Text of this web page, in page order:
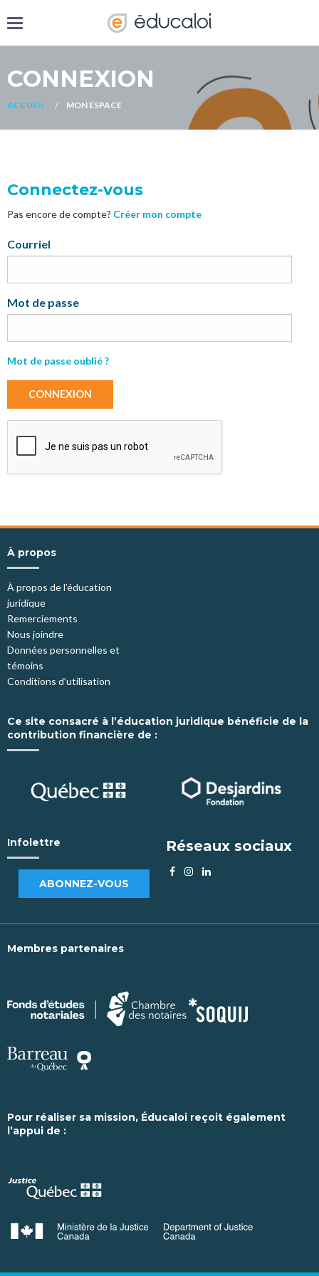
CONNEXION
ACCUEIL MON ESPACE
Connectez-vous
Pas encore de compte? Créer mon compte
My
Courriel
Mot de passe
Mot de passe oublié ?
CONNEXION
À propos
À propos de l’éducation
juridique
Remerciements
Nous joindre
Données personnelles et
témoins
Conditions d’utilisation
Ce site consacré à l’éducation juridique bénéficie de la
contribution financière de :
Infolettre
ABONNEZ-VOUS
Réseaux sociaux
Membres partenaires
Pour réaliser sa mission, Éducaloi reçoit également
l’appui de :